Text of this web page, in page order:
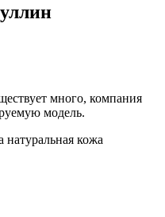
много, компания
модель.
натуральная кожа